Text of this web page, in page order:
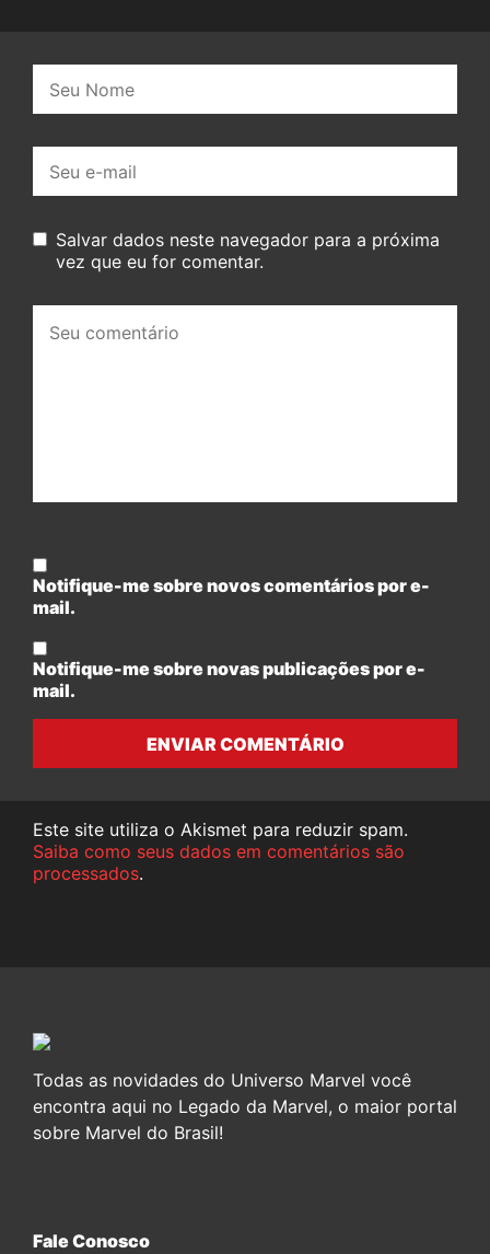
mail:
Salvar dados neste navegador para a próxima
vez que eu for comentar.
comentário:
Notifique-me sobre novos comentários por e-
mail.
Notifique-me sobre novas publicações por e-
mail.
ENVIAR COMENTÁRIO
Este site utiliza o Akismet para reduzir spam.
Saiba como seus dados em comentários são
processados.
Todas as novidades do Universo Marvel você
encontra aqui no Legado da Marvel, o maior portal
sobre Marvel do Brasil!
Fale Conosco